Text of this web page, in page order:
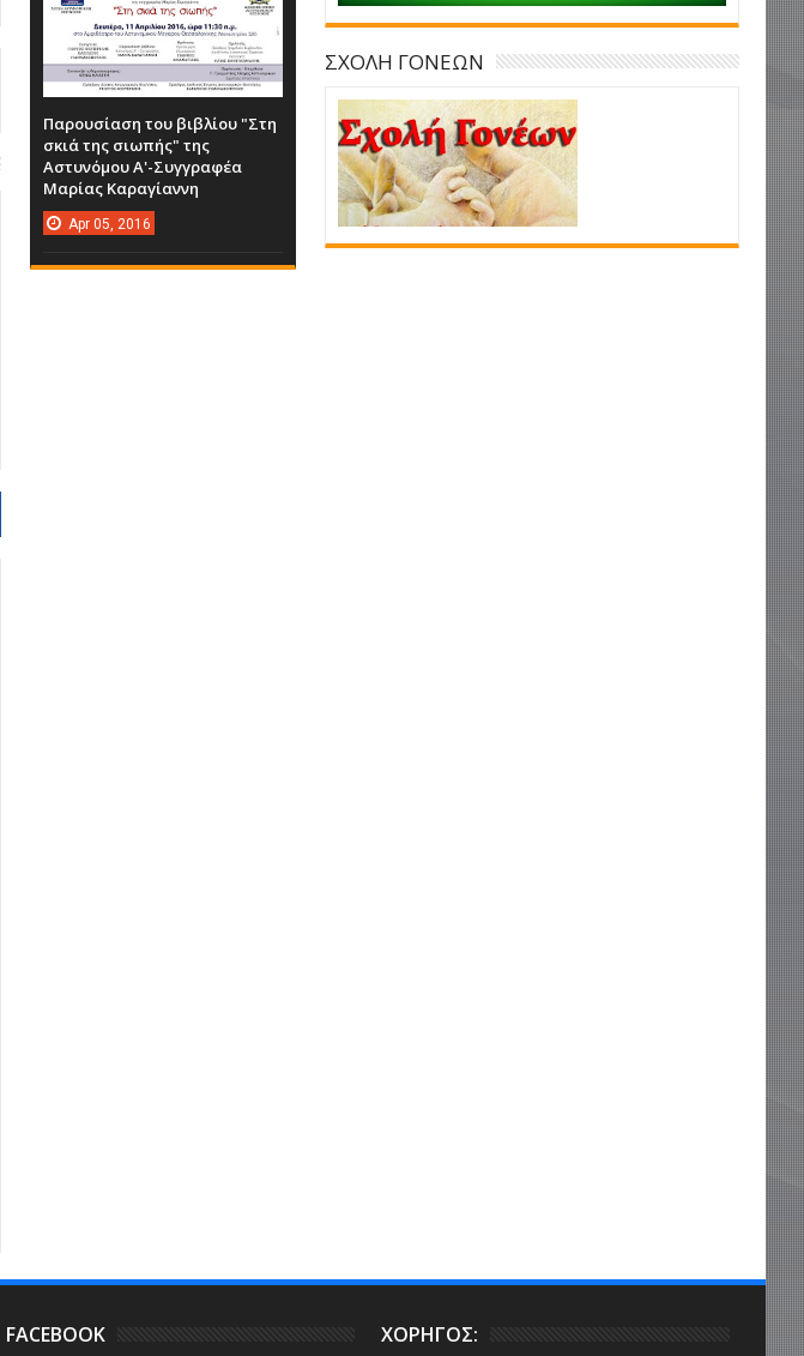
ΣΧΟΛΗ ΓΟΝΕΩΝ
Παρουσίαση του βιβλίου "Στη
σκιά της σιωπής" της
Αστυνόμου Α'-Συγγραφέα
Μαρίας Καραγίαννη
Apr 05, 2016
FACEBOOK ΧΟΡΗΓΟΣ: